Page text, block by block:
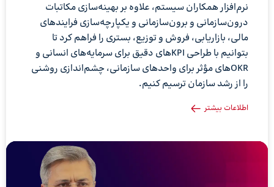
نرم‌افزار همکاران سیستم، علاوه بر بهینه‌سازی مکاتبات
درون‌سازمانی و برون‌سازمانی و یکپارچه‌سازی فرایندهای
مالی، بازاریابی، فروش و توزیع، بستری را فراهم کرد تا
بتوانیم با طراحی KPIهای دقیق برای سرمایه‌های انسانی و
OKRهای مؤثر برای واحدهای سازمانی، چشم‌اندازی روشنی
را از رشد سازمان ترسیم کنیم.
اطلاعات بیشتر
نمایشگر